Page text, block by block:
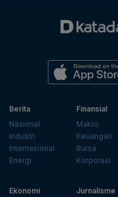
Berita
Nasional
Industri
Internasional
Energi
Finansial
Makro
Keuangan
Bursa
Korporasi
Ekonomi
Jurnalisme